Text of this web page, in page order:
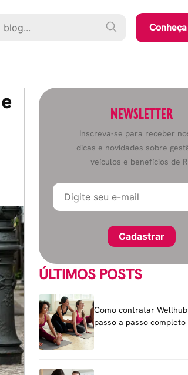
NEWSLETTER
Inscreva-se para receber
dicas e novidades sobre
veículos e benefícios de
ÚLTIMOS POSTS
Como contratar
passo a passo